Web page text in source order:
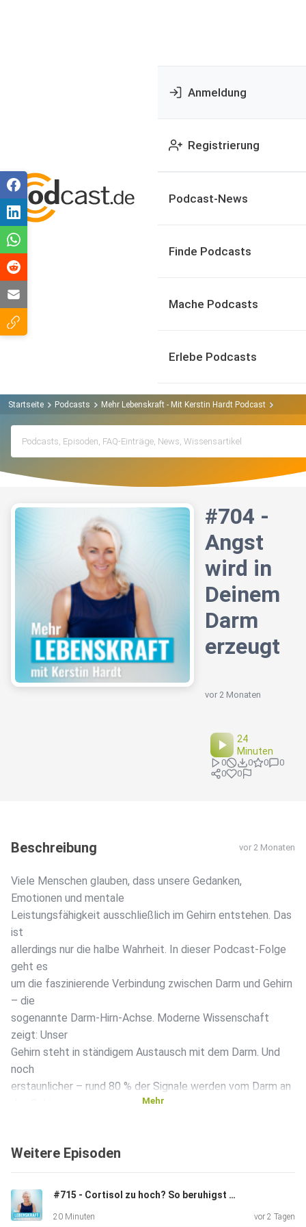
Anmeldung
Registrierung
Podcast-News
Finde Podcasts
Mache Podcasts
Erlebe Podcasts
Startseite Podcasts Mehr Lebenskraft - Mit Kerstin Hardt Podcast
#704 -
Angst
wird in
Deinem
Darm
erzeugt
vor 2 Monaten
24
Minuten
0 0 0
0
0
0
Beschreibung vor 2 Monaten
Viele Menschen glauben, dass unsere Gedanken,
Emotionen und mentale
Leistungsfähigkeit ausschließlich im Gehirn entstehen. Das
ist
allerdings nur die halbe Wahrheit. In dieser Podcast-Folge
geht es
um die faszinierende Verbindung zwischen Darm und Gehirn
– die
sogenannte Darm-Hirn-Achse. Moderne Wissenschaft
zeigt: Unser
Gehirn steht in ständigem Austausch mit dem Darm. Und
noch
erstaunlicher – rund 80 % der Signale werden vom Darm an
Ernährung hat einen direkten Einfluss auf unsere Stimmung,
und mentale Stärke. Ob wir uns antriebslos, müde oder
emotional
unausgeglichen fühlen, hängt nicht nur „vom Kopf“ ab,
Mehr
Weitere Episoden
#715 - Cortisol zu hoch? So beruhigst Du Dein Nervensystem in nur 5 Minuten
20 Minuten vor 2 Tagen